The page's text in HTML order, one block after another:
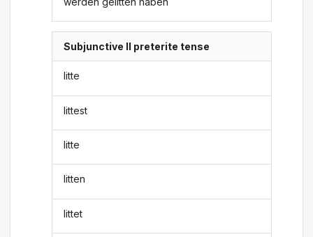
Subjunctive II preterite tense
litte
littest
litte
litten
littet